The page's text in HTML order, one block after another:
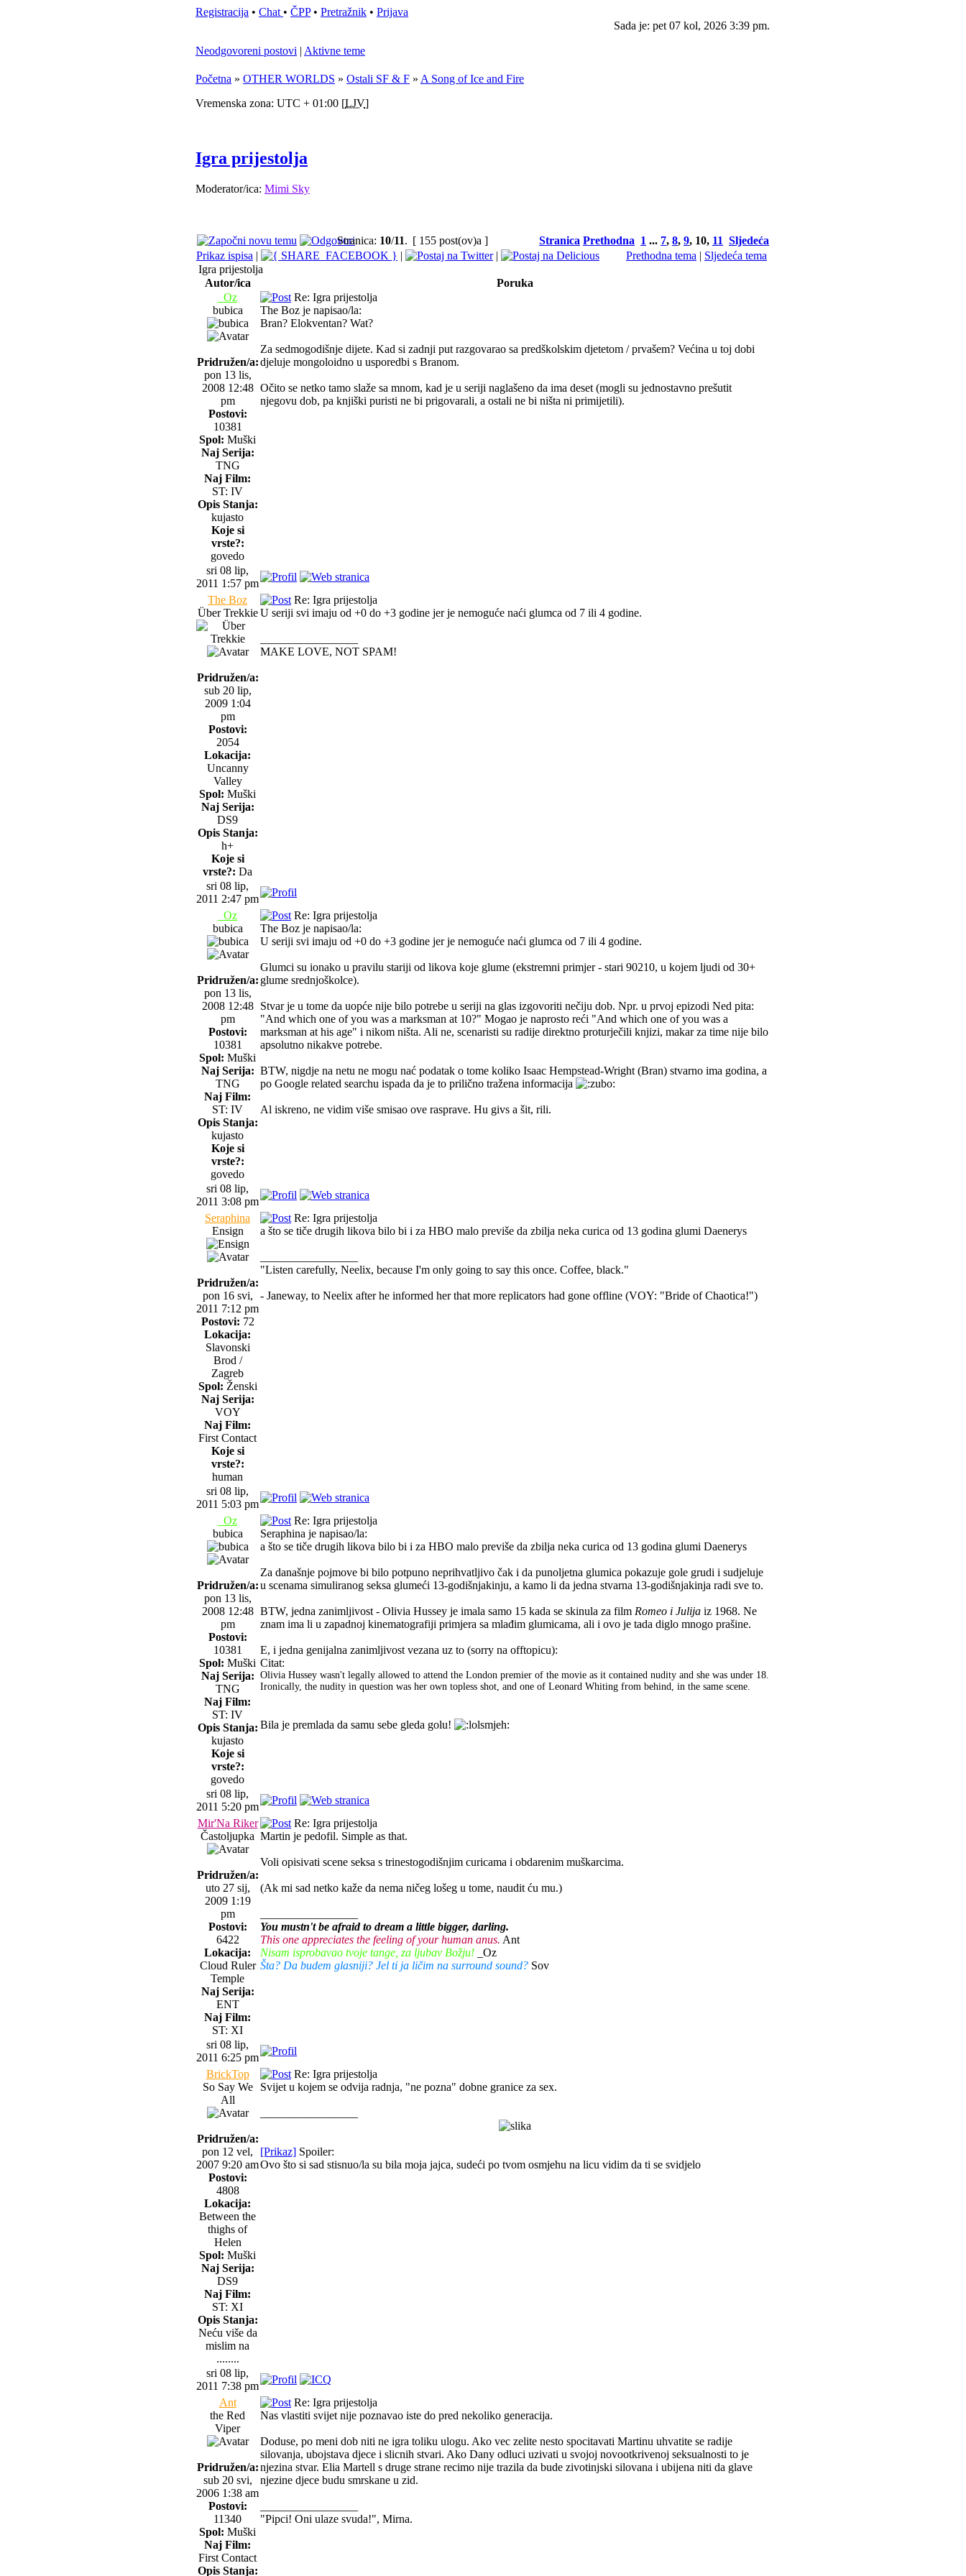
Registracija • Chat • ČPP• Pretražnik • Prijava
Sada je: pet 07 kol, 2026 3:39 pm.
Neodgovoreni postovi | Aktivne teme
Početna » OTHER WORLDS » Ostali SF & F » A Song of Ice and Fire
Vremenska zona: UTC + 01:00 [LJV]
Igra prijestolja
Moderator/ica: Mimi Sky
Stranica: 10/11. [ 155 post(ov)a ] Stranica Prethodna 1 ... 7, 8, 9, 10, 11 Sljedeća
Prikaz ispisa | | | Prethodna tema | Sljedeća tema
Igra prijestolja
Autor/ica
Poruka
_Oz
bubica
Pridružen/a:
pon 13 lis,
2008 12:48
pm
Postovi:
10381
Spol: Muški
Naj Serija:
TNG
Naj Film:
ST: IV
Opis Stanja:
kujasto
Koje si
vrste?:
govedo
Re: Igra prijestolja
The Boz je napisao/la:
Bran? Elokventan? Wat?
Za sedmogodišnje dijete. Kad si zadnji put razgovarao sa predškolskim djetetom / prvašem? Većina u toj dobi
djeluje mongoloidno u usporedbi s Branom.
Očito se netko tamo slaže sa mnom, kad je u seriji naglašeno da ima deset (mogli su jednostavno prešutit
njegovu dob, pa knjiški puristi ne bi prigovarali, a ostali ne bi ništa ni primijetili).
sri 08 lip,
2011 1:57 pm
The Boz
Über Trekkie
Pridružen/a:
sub 20 lip,
2009 1:04
pm
Postovi:
2054
Lokacija:
Uncanny
Valley
Spol: Muški
Naj Serija:
DS9
Opis Stanja:
h+
Koje si
vrste?: Da
Re: Igra prijestolja
U seriji svi imaju od +0 do +3 godine jer je nemoguće naći glumca od 7 ili 4 godine.
MAKE LOVE, NOT SPAM!
sri 08 lip,
2011 2:47 pm
_Oz
bubica
Pridružen/a:
pon 13 lis,
2008 12:48
pm
Postovi:
10381
Spol: Muški
Naj Serija:
TNG
Naj Film:
ST: IV
Opis Stanja:
kujasto
Koje si
vrste?:
govedo
Re: Igra prijestolja
The Boz je napisao/la:
U seriji svi imaju od +0 do +3 godine jer je nemoguće naći glumca od 7 ili 4 godine.
Glumci su ionako u pravilu stariji od likova koje glume (ekstremni primjer - stari 90210, u kojem ljudi od 30+
glume srednjoškolce).
Stvar je u tome da uopće nije bilo potrebe u seriji na glas izgovoriti nečiju dob. Npr. u prvoj epizodi Ned pita:
"And which one of you was a marksman at 10?" Mogao je naprosto reći "And which one of you was a
marksman at his age" i nikom ništa. Ali ne, scenaristi su radije direktno proturječili knjizi, makar za time nije bilo
apsolutno nikakve potrebe.
BTW, nigdje na netu ne mogu nać podatak o tome koliko Isaac Hempstead-Wright (Bran) stvarno ima godina, a
po Google related searchu ispada da je to prilično tražena informacija
Al iskreno, ne vidim više smisao ove rasprave. Hu givs a šit, rili.
sri 08 lip,
2011 3:08 pm
Seraphina
Ensign
Pridružen/a:
pon 16 svi,
2011 7:12 pm
Postovi: 72
Lokacija:
Slavonski
Brod /
Zagreb
Spol: Ženski
Naj Serija:
VOY
Naj Film:
First Contact
Koje si
vrste?:
human
Re: Igra prijestolja
a što se tiče drugih likova bilo bi i za HBO malo previše da zbilja neka curica od 13 godina glumi Daenerys
"Listen carefully, Neelix, because I'm only going to say this once. Coffee, black."
- Janeway, to Neelix after he informed her that more replicators had gone offline (VOY: "Bride of Chaotica!")
sri 08 lip,
2011 5:03 pm
_Oz
bubica
Pridružen/a:
pon 13 lis,
2008 12:48
pm
Postovi:
10381
Spol: Muški
Naj Serija:
TNG
Naj Film:
ST: IV
Opis Stanja:
kujasto
Koje si
vrste?:
govedo
Re: Igra prijestolja
Seraphina je napisao/la:
a što se tiče drugih likova bilo bi i za HBO malo previše da zbilja neka curica od 13 godina glumi Daenerys
Za današnje pojmove bi bilo potpuno neprihvatljivo čak i da punoljetna glumica pokazuje gole grudi i sudjeluje
u scenama simuliranog seksa glumeći 13-godišnjakinju, a kamo li da jedna stvarna 13-godišnjakinja radi sve to.
BTW, jedna zanimljivost - Olivia Hussey je imala samo 15 kada se skinula za film Romeo i Julija iz 1968. Ne
znam ima li u zapadnoj kinematografiji primjera sa mlađim glumicama, ali i ovo je tada diglo mnogo prašine.
E, i jedna genijalna zanimljivost vezana uz to (sorry na offtopicu):
Citat:
Olivia Hussey wasn't legally allowed to attend the London premier of the movie as it contained nudity and she was under 18.
Ironically, the nudity in question was her own topless shot, and one of Leonard Whiting from behind, in the same scene.
Bila je premlada da samu sebe gleda golu!
sri 08 lip,
2011 5:20 pm
Mir'Na Riker
Častoljupka
Pridružen/a:
uto 27 sij,
2009 1:19
pm
Postovi:
6422
Lokacija:
Cloud Ruler
Temple
Naj Serija:
ENT
Naj Film:
ST: XI
Re: Igra prijestolja
Martin je pedofil. Simple as that.
Voli opisivati scene seksa s trinestogodišnjim curicama i obdarenim muškarcima.
(Ak mi sad netko kaže da nema ničeg lošeg u tome, naudit ću mu.)
You mustn't be afraid to dream a little bigger, darling.
This one appreciates the feeling of your human anus. Ant
Nisam isprobavao tvoje tange, za ljubav Božju! _Oz
Šta? Da budem glasniji? Jel ti ja ličim na surround sound? Sov
sri 08 lip,
2011 6:25 pm
BrickTop
So Say We
All
Pridružen/a:
pon 12 vel,
2007 9:20 am
Postovi:
4808
Lokacija:
Between the
thighs of
Helen
Spol: Muški
Naj Serija:
DS9
Naj Film:
ST: XI
Opis Stanja:
Neću više da
mislim na
........
Re: Igra prijestolja
Svijet u kojem se odvija radnja, "ne pozna" dobne granice za sex.
[Prikaz] Spoiler:
Ovo što si sad stisnuo/la su bila moja jajca, sudeći po tvom osmjehu na licu vidim da ti se svidjelo
sri 08 lip,
2011 7:38 pm
Ant
the Red
Viper
Pridružen/a:
sub 20 svi,
2006 1:38 am
Postovi:
11340
Spol: Muški
Naj Film:
First Contact
Opis Stanja:
Re: Igra prijestolja
Nas vlastiti svijet nije poznavao iste do pred nekoliko generacija.
Doduse, po meni dob niti ne igra toliku ulogu. Ako vec zelite nesto spocitavati Martinu uhvatite se radije
silovanja, ubojstava djece i slicnih stvari. Ako Dany odluci uzivati u svojoj novootkrivenoj seksualnosti to je
njezina stvar. Elia Martell s druge strane recimo nije trazila da bude zivotinjski silovana i ubijena niti da glave
njezine djece budu smrskane u zid.
"Pipci! Oni ulaze svuda!", Mirna.